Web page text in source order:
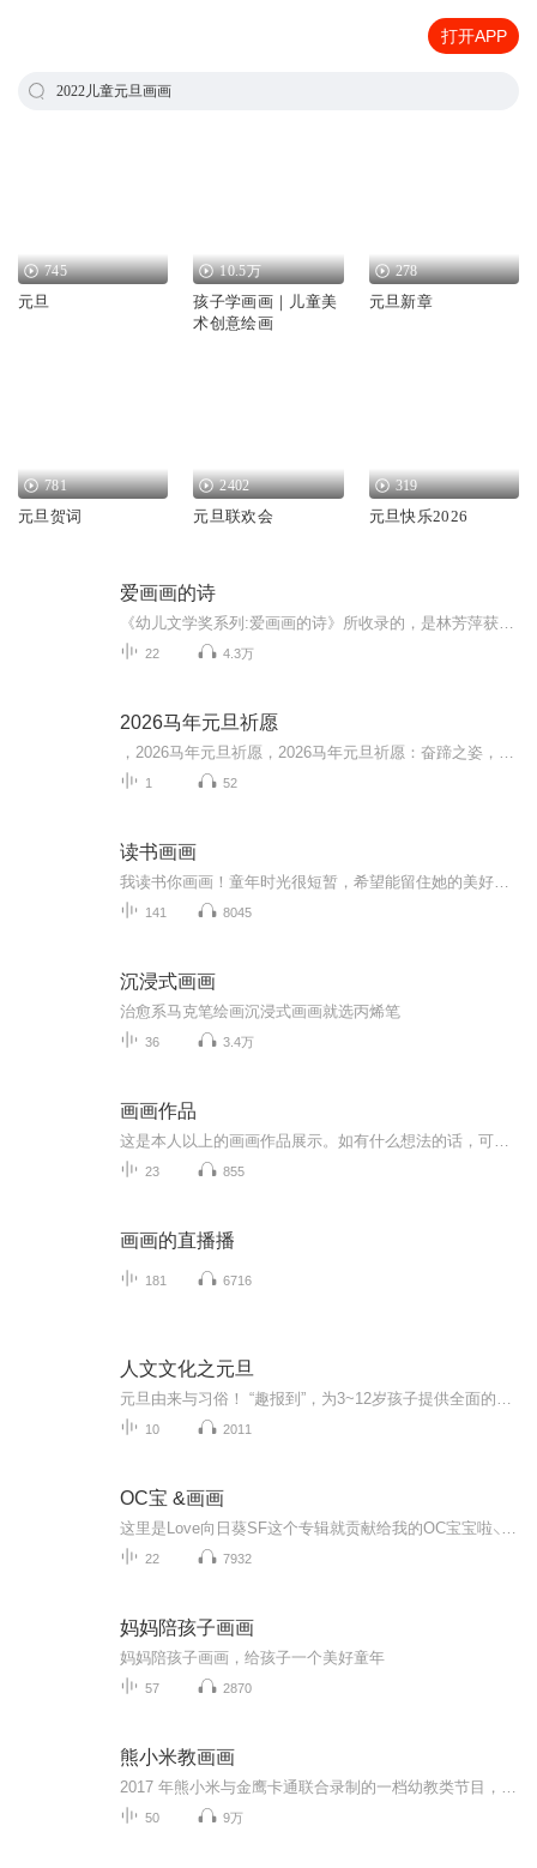
打开APP
2022儿童元旦画画
745
元旦
10.5万
孩子学画画｜儿童美
术创意绘画
278
元旦新章
781
元旦贺词
2402
元旦联欢会
319
元旦快乐2026
爱画画的诗
22 4.3万
2026马年元旦祈愿
1 52
读书画画
141 8045
沉浸式画画
治愈系马克笔绘画沉浸式画画就选丙烯笔
36 3.4万
画画作品
23 855
画画的直播播
181 6716
人文文化之元旦
10 2011
OC宝 &画画
22 7932
妈妈陪孩子画画
妈妈陪孩子画画，给孩子一个美好童年
57 2870
熊小米教画画
50 9万